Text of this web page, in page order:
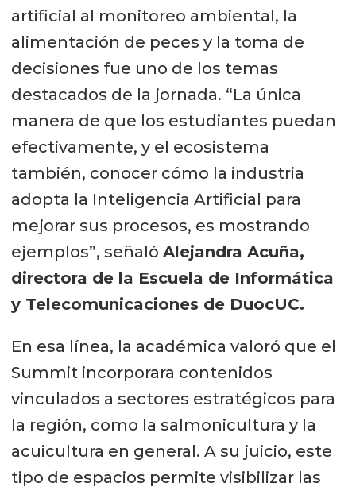
artificial al monitoreo ambiental, la
alimentación de peces y la toma de
decisiones fue uno de los temas
destacados de la jornada. “La única
manera de que los estudiantes puedan
efectivamente, y el ecosistema
también, conocer cómo la industria
adopta la Inteligencia Artificial para
mejorar sus procesos, es mostrando
ejemplos”, señaló Alejandra Acuña,
directora de la Escuela de Informática
y Telecomunicaciones de DuocUC.
En esa línea, la académica valoró que el
Summit incorporara contenidos
vinculados a sectores estratégicos para
la región, como la salmonicultura y la
acuicultura en general. A su juicio, este
tipo de espacios permite visibilizar las